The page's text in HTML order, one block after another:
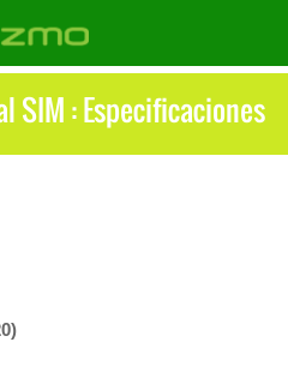
SIM : Especificaciones